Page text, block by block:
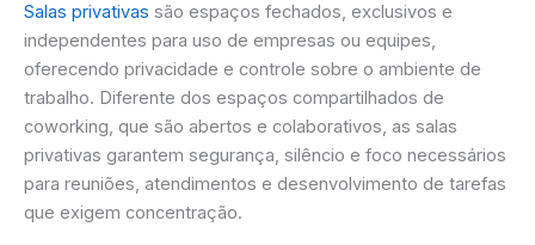
Salas privativas são espaços fechados, exclusivos e
independentes para uso de empresas ou equipes,
oferecendo privacidade e controle sobre o ambiente de
trabalho. Diferente dos espaços compartilhados de
coworking, que são abertos e colaborativos, as salas
privativas garantem segurança, silêncio e foco necessários
para reuniões, atendimentos e desenvolvimento de tarefas
que exigem concentração.